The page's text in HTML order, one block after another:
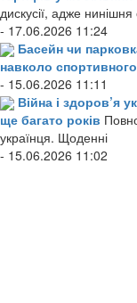
дискусії, адже
- 17.06.2026 11:24
Басейн чи
навколо
- 15.06.2026 11:11
Війна і здоров’я
ще багато років
українця. Щоденні
- 15.06.2026 11:02